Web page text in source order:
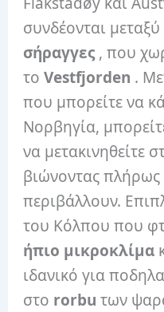
συνδέονται
σήραγγες, που
τοVestfjorden .
που μπορείτε να
Νορβηγία,
να μετακινηθείτε
βιώνοντας
περιβάλλουν.
του Κόλπου που
ήπιο μικροκλίμα
ιδανικό για
στο rorbu των